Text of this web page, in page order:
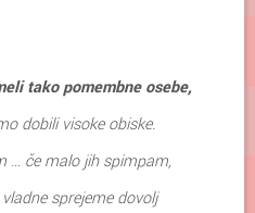
tako pomembne osebe,
dobili visoke obiske.
… če malo jih spimpam,
sprejeme dovolj